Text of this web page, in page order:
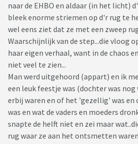
naar de EHBO en aldaar (in het licht)
bleek enorme striemen op d'r rug te
wel eens ziet dat ze met een zweep
Waarschijnlijk van de step...die vloog
haar eigen verhaal, want in de chaos
niet veel te zien...
Man werd uitgehoord (appart) en ik
een leuk feestje was (dochter was nog
erbij waren en of het 'gezellig' was en
was en wat de vaders en moeders
snapte de helft niet en zei maar
rug waar ze aan het ontsmetten